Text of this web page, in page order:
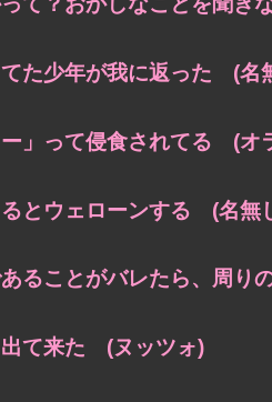
た少年が我に返った (名
ー」って侵食されてる (オ
とウェローンする (名無
ることがバレたら、周
出て来た (ヌッツォ)